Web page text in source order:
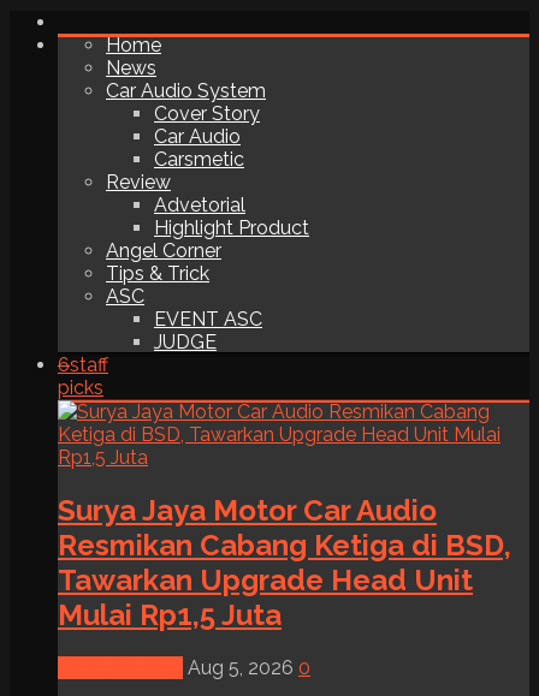
Home
News
Car Audio System
Cover Story
Car Audio
Carsmetic
Review
Advetorial
Highlight Product
Angel Corner
Tips & Trick
ASC
EVENT ASC
JUDGE
6staff
picks
Surya Jaya Motor Car Audio
Resmikan Cabang Ketiga di BSD,
Tawarkan Upgrade Head Unit
Mulai Rp1,5 Juta
Aug 5, 2026 0